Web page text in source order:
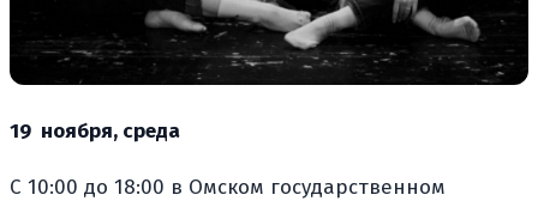
19 ноября, среда
С 10:00 до 18:00 в Омском государственном